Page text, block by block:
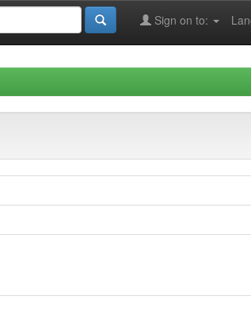
Sign on to: